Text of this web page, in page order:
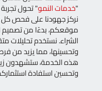
"خدمات النمو" تحول
نركز جهودنا على فحص
موقعكم، بدءًا من تصميم
الشراء. نستخدم تحليلات
وتحسينها، مما يزيد من
هذه الخدمة، ستشهدون
وتحسين استفادة